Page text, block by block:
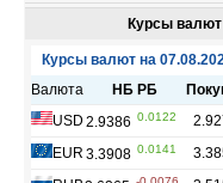
Курсы валют